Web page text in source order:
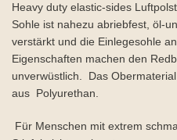
Heavy duty elastic-sides
Sohle ist nahezu abriebfest, öl-
verstärkt und die Einlegesohle
Eigenschaften machen den
unverwüstlich. Das
aus Polyurethan.
Für Menschen mit extrem